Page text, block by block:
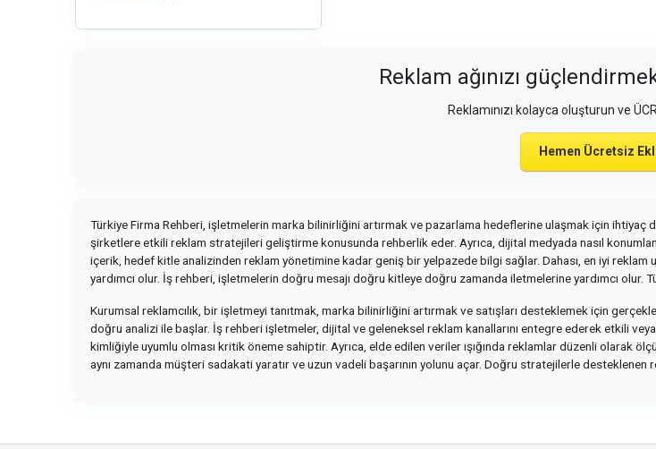
Reklam ağınızı
Reklamınızı kolayca oluşturun ve
Hemen Ücretsiz
Türkiye Firma Rehberi, işletmelerin marka bilinirliğini artırmak ve pazarlama hedeflerine ulaşmak için
şirketlere etkili reklam stratejileri geliştirme konusunda rehberlik eder. Ayrıca, dijital medyada nasıl
içerik, hedef kitle analizinden reklam yönetimine kadar geniş bir yelpazede bilgi sağlar. Dahası, en iyi
yardımcı olur. İş rehberi, işletmelerin doğru mesajı doğru kitleye doğru zamanda iletmelerine yardımcı
Kurumsal reklamcılık, bir işletmeyi tanıtmak, marka bilinirliğini artırmak ve satışları desteklemek için
doğru analizi ile başlar. İş rehberi işletmeler, dijital ve geleneksel reklam kanallarını entegre ederek etkili
kimliğiyle uyumlu olması kritik öneme sahiptir. Ayrıca, elde edilen veriler ışığında reklamlar düzenli olarak
aynı zamanda müşteri sadakati yaratır ve uzun vadeli başarının yolunu açar. Doğru stratejilerle desteklenen